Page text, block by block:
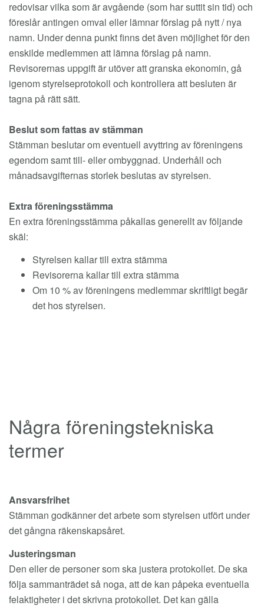
redovisar vilka som är avgående (som har suttit sin tid) och
föreslår antingen omval eller lämnar förslag på nytt / nya
namn. Under denna punkt finns det även möjlighet för den
enskilde medlemmen att lämna förslag på namn.
Revisorernas uppgift är utöver att granska ekonomin, gå
igenom styrelseprotokoll och kontrollera att besluten är
tagna på rätt sätt.
Beslut som fattas av stämman
Stämman beslutar om eventuell avyttring av föreningens
egendom samt till- eller ombyggnad. Underhåll och
månadsavgifternas storlek beslutas av styrelsen.
Extra föreningsstämma
En extra föreningsstämma påkallas generellt av följande
skäl:
Styrelsen kallar till extra stämma
Revisorerna kallar till extra stämma
Om 10 % av föreningens medlemmar skriftligt begär
det hos styrelsen.
Några föreningstekniska
termer
Ansvarsfrihet
Stämman godkänner det arbete som styrelsen utfört under
det gångna räkenskapsåret.
Justeringsman
Den eller de personer som ska justera protokollet. De ska
följa sammanträdet så noga, att de kan påpeka eventuella
felaktigheter i det skrivna protokollet. Det kan gälla